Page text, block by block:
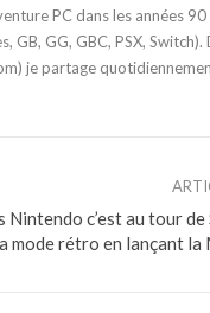
PC dans les années 90
GB, GG, GBC, PSX,
je partage
Nintendo c’est au tour de
mode rétro en lançant